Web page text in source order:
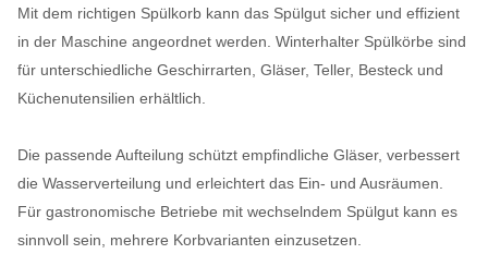
Mit dem richtigen Spülkorb kann das Spülgut sicher und effizient
in der Maschine angeordnet werden. Winterhalter Spülkörbe sind
für unterschiedliche Geschirrarten, Gläser, Teller, Besteck und
Küchenutensilien erhältlich.
Die passende Aufteilung schützt empfindliche Gläser, verbessert
die Wasserverteilung und erleichtert das Ein- und Ausräumen.
Für gastronomische Betriebe mit wechselndem Spülgut kann es
sinnvoll sein, mehrere Korbvarianten einzusetzen.